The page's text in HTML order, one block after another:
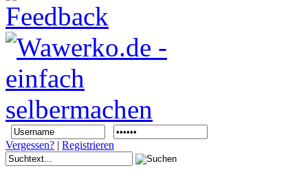
Vergessen? | Registrieren